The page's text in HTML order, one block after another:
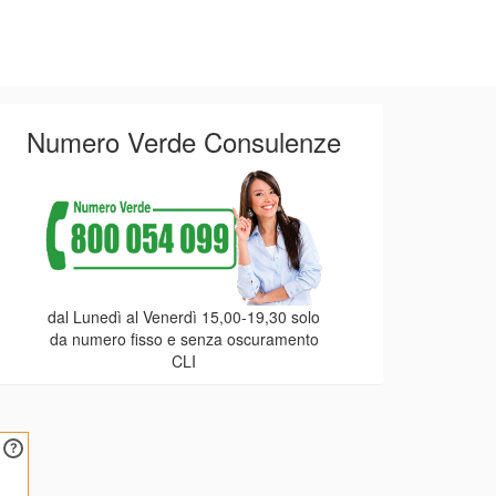
Numero Verde Consulenze
dal Lunedì al Venerdì 15,00-19,30 solo
da numero fisso e senza oscuramento
CLI